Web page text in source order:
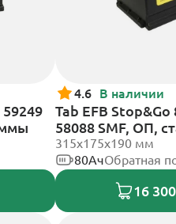
4.6 В наличии
Tab EFB
58088 SMF, ОП,
клеммы
315x175x190 мм
80АчОбратная
16